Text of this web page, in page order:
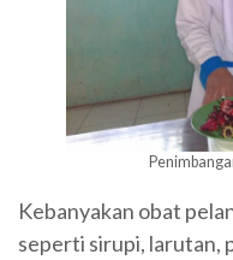
Kebanyakan obat
seperti sirupi, larutan,